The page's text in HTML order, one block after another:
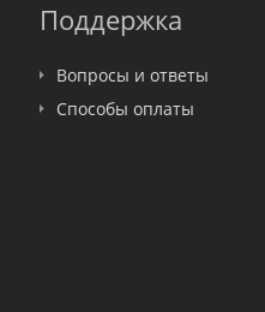
Поддержка
Вопросы и ответы
Способы оплаты